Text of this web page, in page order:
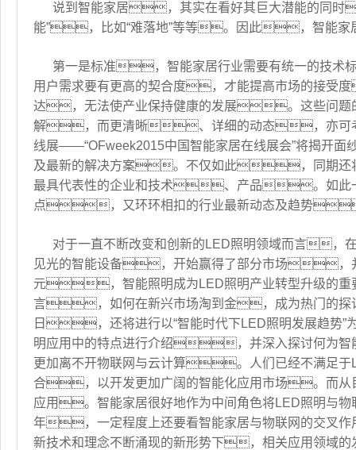
说到智能家居，其实在看好其巨大潜能的同
能”，比如“难落地”等等。因此，智能家
第一是标准，智能家居行业需要有统一的技
用户需求要有更高的契合度，才能提高市场的接受
达，无法使产业保持健康的发展。这些问题
解，而更清晰、详细的动态，亦可考
线展——“OFweek2015中国智能家居在线展会”将揭
及最新的解决方案。不仅如此，同期还将
最具代表性的企业和技术、产品。如此一
点，又环环相扣的行业最新动态及趋势
对于一直不断改变和创新的LED照明领域而言，
见光的智能设备，开始赢得了部分市场，
元，智能照明成为LED照明产业转型升级的
言，如何在新兴市场淘到金，成为热门的
日，还将进行以“智能时代下LED照明发展趋势”
明应用中的特点进行介绍，并深入探讨何为
更加离不开物联网与云计算。人们已经不满足于
合，以开发更加广阔的智能化应用市场。而
应用。智能家居很好地作为中间角色将LED照明
年，一定程度上还要看智能家居与物联网的交
新技术和理念不断涌现的新形势下，相关应用领域